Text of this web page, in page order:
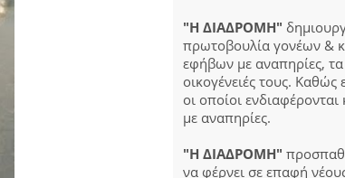
"Η ΔΙΑΔΡΟΜΗ"
πρωτοβουλία γονέων &
εφήβων με αναπηρίες, τα
οικογένειές τους.
οι οποίοι
με αναπηρίες.
"Η ΔΙΑΔΡΟΜΗ"
να φέρνει σε επαφή